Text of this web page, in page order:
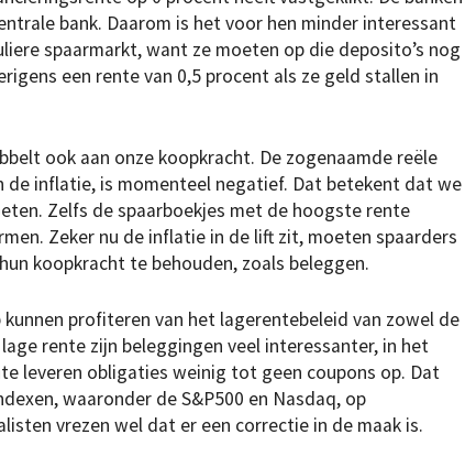
bank. Daarom is het voor hen minder interessant
spaarmarkt, want ze moeten op die deposito’s nog
een rente van 0,5 procent als ze geld stallen in
ook aan onze koopkracht. De zogenaamde reële
de inflatie, is momenteel negatief. Dat betekent dat we
Zelfs de spaarboekjes met de hoogste rente
Zeker nu de inflatie in de lift zit, moeten spaarders
koopkracht te behouden, zoals beleggen.
profiteren van het lagerentebeleid van zowel de
rente zijn beleggingen veel interessanter, in het
leveren obligaties weinig tot geen coupons op. Dat
waaronder de S&P500 en Nasdaq, op
vrezen wel dat er een correctie in de maak is.